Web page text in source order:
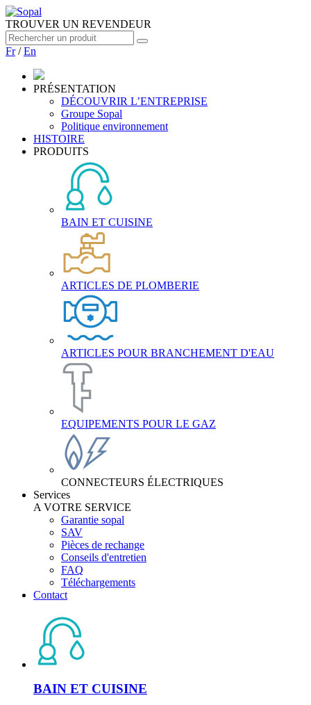
TROUVER UN REVENDEUR
Fr/En
PRÉSENTATION
DÉCOUVRIR L’ENTREPRISE
Groupe Sopal
Politique environnement
HISTOIRE
PRODUITS
BAIN ET CUISINE
ARTICLES DE PLOMBERIE
ARTICLES POUR BRANCHEMENT D'EAU
EQUIPEMENTS POUR LE GAZ
CONNECTEURS ÉLECTRIQUES
Services
A VOTRE SERVICE
Garantie sopal
SAV
Pièces de rechange
Conseils d'entretien
FAQ
Téléchargements
Contact
BAIN ET CUISINE